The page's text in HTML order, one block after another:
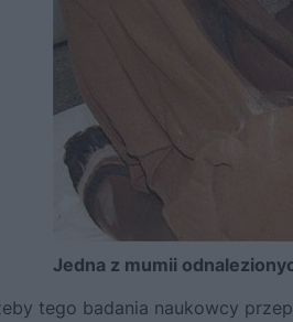
Jedna z mumii
tego badania naukowcy